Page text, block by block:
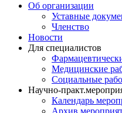
Об организации
Уставные
Членство
Новости
Для специалистов
Медицинские
Социальные
Научно-
Календарь